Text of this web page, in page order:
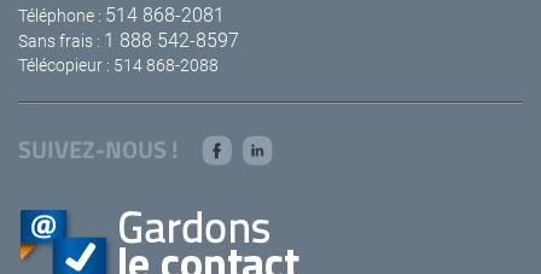
Téléphone : 514 868-2081
Sans frais : 1 888 542-8597
Télécopieur : 514 868-2088
SUIVEZ-NOUS !